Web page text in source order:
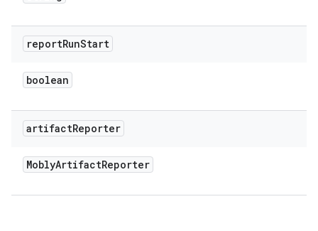
reportRunStart
boolean
artifactReporter
MoblyArtifactReporter